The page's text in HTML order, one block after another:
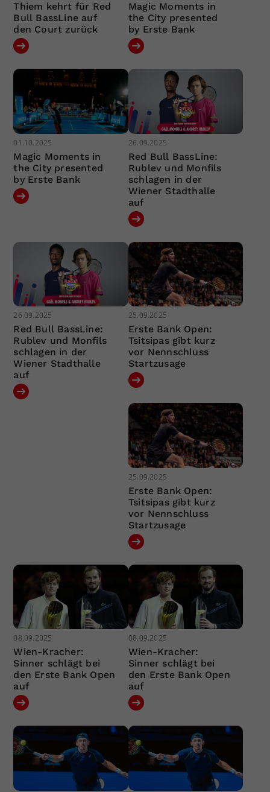
Thiem kehrt für Red
Bull BassLine auf
den Court zurück
Magic Moments in
the City presented
by Erste Bank
01.10.2025
Magic Moments in
the City presented
by Erste Bank
26.09.2025
Red Bull BassLine:
Rublev und Monfils
schlagen in der
Wiener Stadthalle
auf
26.09.2025
Red Bull BassLine:
Rublev und Monfils
schlagen in der
Wiener Stadthalle
auf
25.09.2025
Erste Bank Open:
Tsitsipas gibt kurz
vor Nennschluss
Startzusage
25.09.2025
Erste Bank Open:
Tsitsipas gibt kurz
vor Nennschluss
Startzusage
08.09.2025
Wien-Kracher:
Sinner schlägt bei
den Erste Bank Open
auf
08.09.2025
Wien-Kracher:
Sinner schlägt bei
den Erste Bank Open
auf